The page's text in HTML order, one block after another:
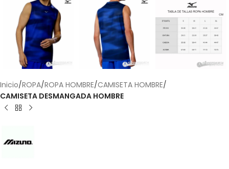
Inicio ROPA ROPA HOMBRE CAMISETA HOMBRE
CAMISETA DESMANGADA HOMBRE